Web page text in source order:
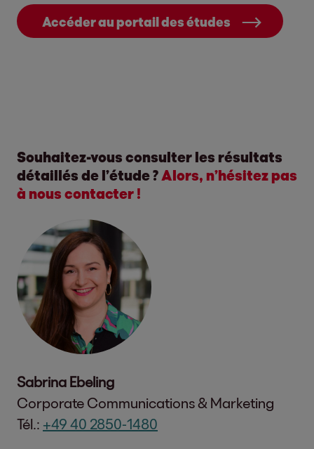
Accéder au portail des études
Souhaitez-vous consulter les résultats
détaillés de l’étude ? Alors, n’hésitez pas
à nous contacter !
Sabrina Ebeling
Corporate Communications & Marketing
Tél.: +49 40 2850-1480